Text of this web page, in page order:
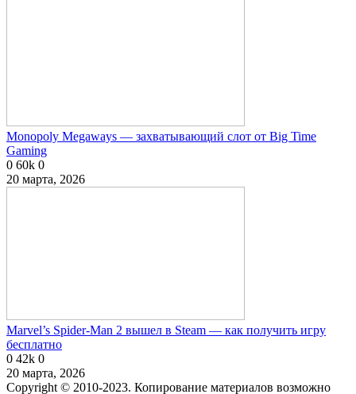
Monopoly Megaways — захватывающий слот от Big Time
Gaming
0 60k 0
20 марта, 2026
Marvel’s Spider-Man 2 вышел в Steam — как получить игру
бесплатно
0 42k 0
20 марта, 2026
Copyright © 2010-2023. Копирование материалов возможно